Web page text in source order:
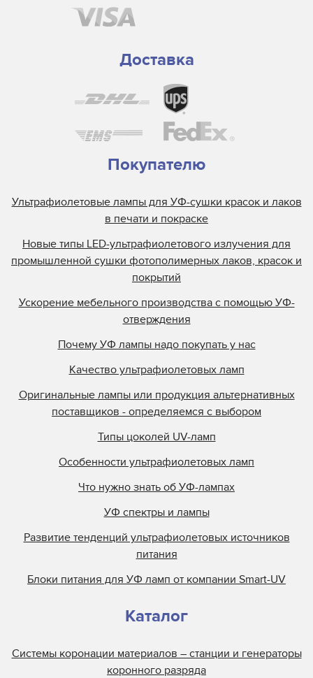
Доставка
Покупателю
Ультрафиолетовые лампы для УФ-сушки красок и лаков
в печати и покраске
Новые типы LED-ультрафиолетового излучения для
промышленной сушки фотополимерных лаков, красок и
покрытий
Ускорение мебельного производства с помощью УФ-
отверждения
Почему УФ лампы надо покупать у нас
Качество ультрафиолетовых ламп
Оригинальные лампы или продукция альтернативных
поставщиков - определяемся с выбором
Типы цоколей UV-ламп
Особенности ультрафиолетовых ламп
Что нужно знать об УФ-лампах
УФ спектры и лампы
Развитие тенденций ультрафиолетовых источников
питания
Блоки питания для УФ ламп от компании Smart-UV
Каталог
Системы коронации материалов – станции и генераторы
коронного разряда